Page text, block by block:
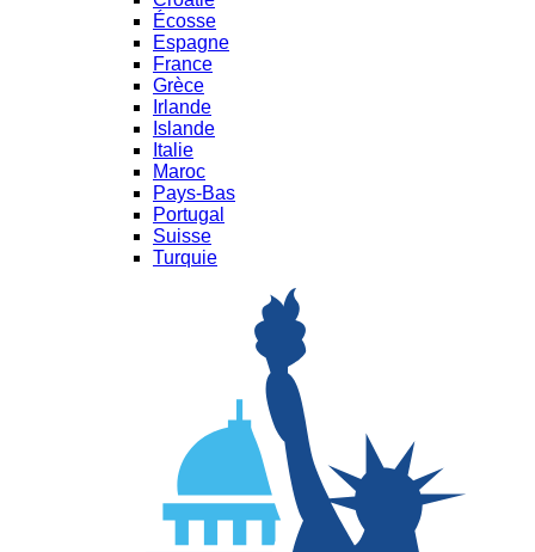
Écosse
Espagne
France
Grèce
Irlande
Islande
Italie
Maroc
Pays-Bas
Portugal
Suisse
Turquie